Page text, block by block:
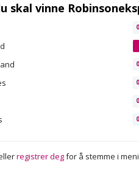
skal vinne
registrer degfor å stemme i